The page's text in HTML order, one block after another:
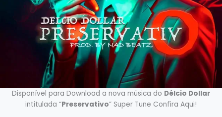
Disponível para Download a nova música do Délcio Dollar
intitulada “Preservativo” Super Tune Confira Aqui!